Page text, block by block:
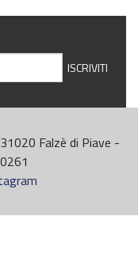
Falzè di Piave -